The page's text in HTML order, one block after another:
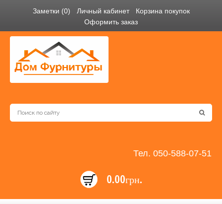
Заметки (0) Личный кабинет
Корзина покупок
Оформить заказ
Тел. 050-588-07-51
0.00грн.